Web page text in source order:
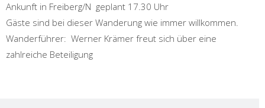
Ankunft in Freiberg/N geplant 17.30 Uhr
Gäste sind bei dieser Wanderung wie immer willkommen.
Wanderführer: Werner Krämer freut sich über eine
zahlreiche Beteiligung